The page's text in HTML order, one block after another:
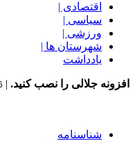
اقتصادی |
سیاسی |
ورزشی |
شهرستان ها |
یادداشت
افزونه جلالی را نصب کنید. |
شناسنامه